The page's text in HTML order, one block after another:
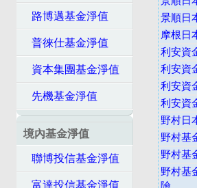
路博邁基金淨值
普徠仕基金淨值
資本集團基金淨值
先機基金淨值
境內基金淨值
聯博投信基金淨值
富達投信基金淨值
景順日
摩根日
利安資
利安資
利安資
利安資
野村日
野村基
野村基
野村基